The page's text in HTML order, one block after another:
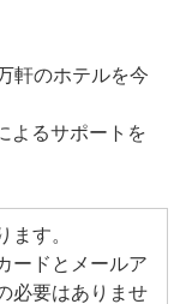
軒のホテルを今
よるサポートを
ます。
ードとメールア
必要はありませ